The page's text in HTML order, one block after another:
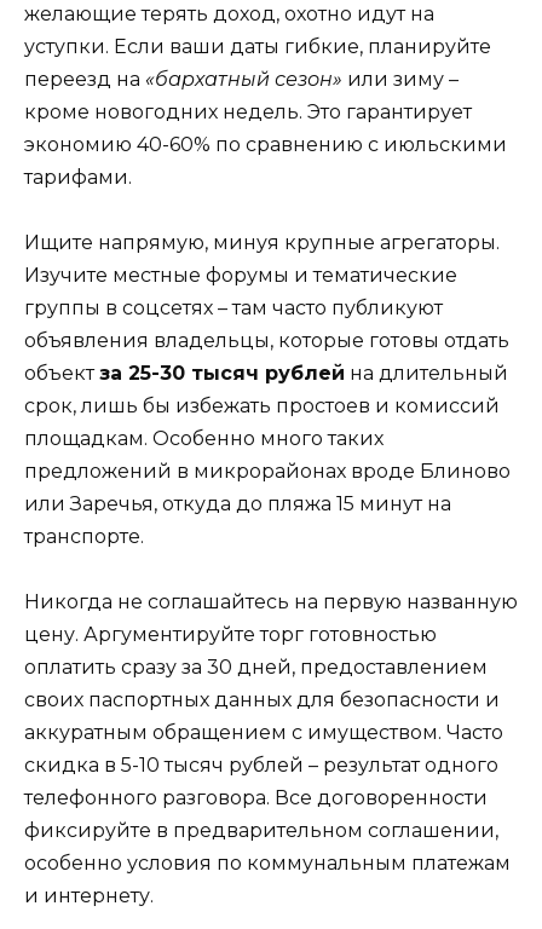
желающие терять доход, охотно идут на
уступки. Если ваши даты гибкие, планируйте
переезд на «бархатный сезон» или зиму –
кроме новогодних недель. Это гарантирует
экономию 40-60% по сравнению с июльскими
тарифами.
Ищите напрямую, минуя крупные агрегаторы.
Изучите местные форумы и тематические
группы в соцсетях – там часто публикуют
объявления владельцы, которые готовы отдать
объектза 25-30 тысяч рублей на длительный
срок, лишь бы избежать простоев и комиссий
площадкам. Особенно много таких
предложений в микрорайонах вроде Блиново
или Заречья, откуда до пляжа 15 минут на
транспорте.
Никогда не соглашайтесь на первую названную
цену. Аргументируйте торг готовностью
оплатить сразу за 30 дней, предоставлением
своих паспортных данных для безопасности и
аккуратным обращением с имуществом. Часто
скидка в 5-10 тысяч рублей – результат одного
телефонного разговора. Все договоренности
фиксируйте в предварительном соглашении,
особенно условия по коммунальным платежам
и интернету.